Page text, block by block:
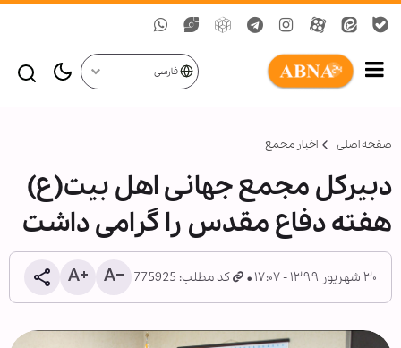
فارسی
صفحه اصلی اخبار مجمع
دبیرکل مجمع جهانی اهل بیت(ع)
هفته دفاع مقدس را گرامی داشت
۳۰ شهریور ۱۳۹۹ - ۱۷:۰۷ کد مطلب: 775925